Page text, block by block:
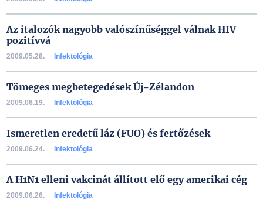
Az italozók nagyobb valószínűséggel válnak HIV
pozitívvá
2009.05.28. Infektológia
Tömeges megbetegedések Új-Zélandon
2009.06.19. Infektológia
Ismeretlen eredetű láz (FUO) és fertőzések
2009.06.24. Infektológia
A H1N1 elleni vakcinát állított elő egy amerikai cég
2009.06.26. Infektológia